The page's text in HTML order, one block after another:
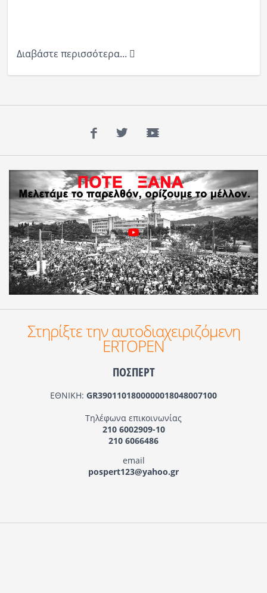
Διαβάστε περισσότερα...
Facebook
TwitterYouTube
Στηρίξτε την αυτοδιαχειριζόμενη
ERTOPEN
ΠΟΣΠΕΡΤ
ΕΘΝΙΚΗ: GR3901101800000018048007100
Τηλέφωνα επικοινωνίας
210 6002909-10
210 6066486
email
pospert123@yahoo.gr